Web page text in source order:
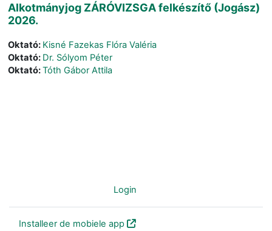
Alkotmányjog ZÁRÓVIZSGA felkészítő (Jogász)
2026.
Oktató: Kisné Fazekas Flóra Valéria
Oktató: Dr. Sólyom Péter
Oktató:Tóth Gábor Attila
Login
Installeer de mobiele app